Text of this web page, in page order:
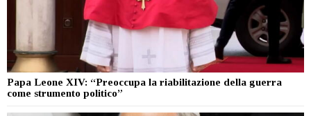
Papa Leone XIV: “Preoccupa la riabilitazione della guerra
come strumento politico”